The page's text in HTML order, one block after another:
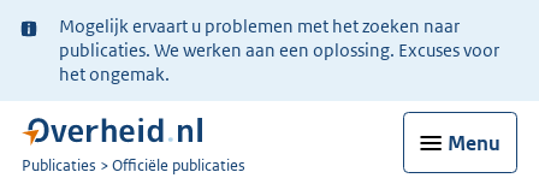
Ter
informatie:
Mogelijk ervaart u problemen met het zoeken naar
publicaties. We werken aan een oplossing. Excuses voor
het ongemak.
Menu
U
Publicaties Officiële publicaties